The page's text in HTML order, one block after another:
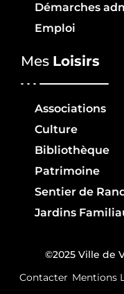
Démarches
Emploi
Mes Loisirs
Associations
Culture
Bibliothèque
Patrimoine
Sentier de
Jardins
©2025 Ville de
Contacter Mentions